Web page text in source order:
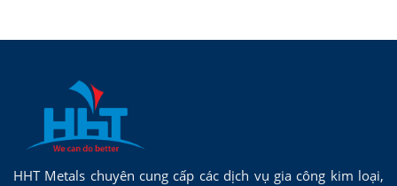
HHT Metals chuyên cung cấp các dịch vụ gia công kim loại,